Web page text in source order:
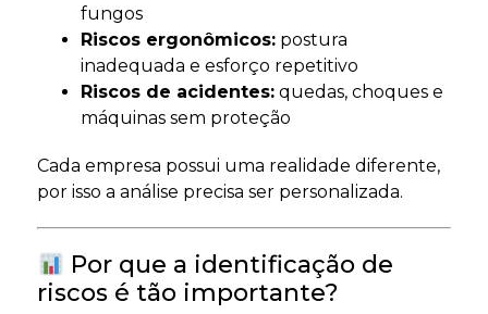
fungos
Riscos ergonômicos: postura
inadequada e esforço repetitivo
Riscos de acidentes: quedas, choques e
máquinas sem proteção
Cada empresa possui uma realidade diferente,
por isso a análise precisa ser personalizada.
Por que a identificação de
riscos é tão importante?